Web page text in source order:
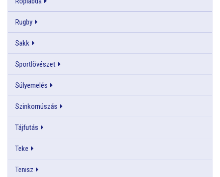
Rugby
Sakk
Sportlövészet
Súlyemelés
Szinkornúszás
Tájfutás
Teke
Tenisz